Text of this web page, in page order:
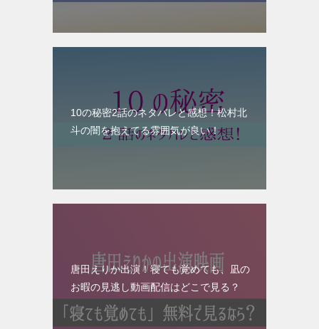
10の秘密2話のネタバレと感想！松村北
斗の闇を抱えてる雰囲気が良い！
唐田えりか出演！寝ても覚めても、凪の
お暇の見逃し動画配信はどこで見る？